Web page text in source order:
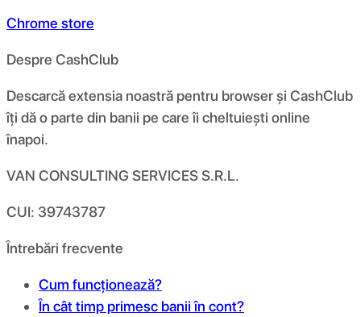
Chrome store
Despre CashClub
Descarcă extensia noastră pentru browser și CashClub
îți dă o parte din banii pe care îi cheltuiești online
înapoi.
VAN CONSULTING SERVICES S.R.L.
CUI: 39743787
Întrebări frecvente
Cum funcționează?
În cât timp primesc banii în cont?